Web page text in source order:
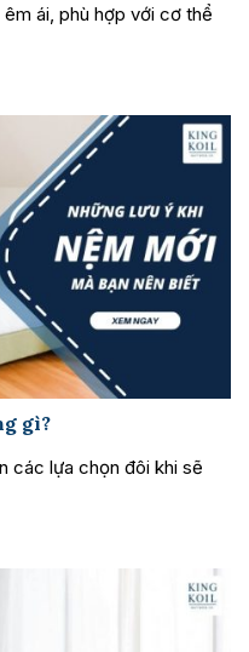
ái, phù hợp với cơ thể
gì?
các lựa chọn đôi khi sẽ